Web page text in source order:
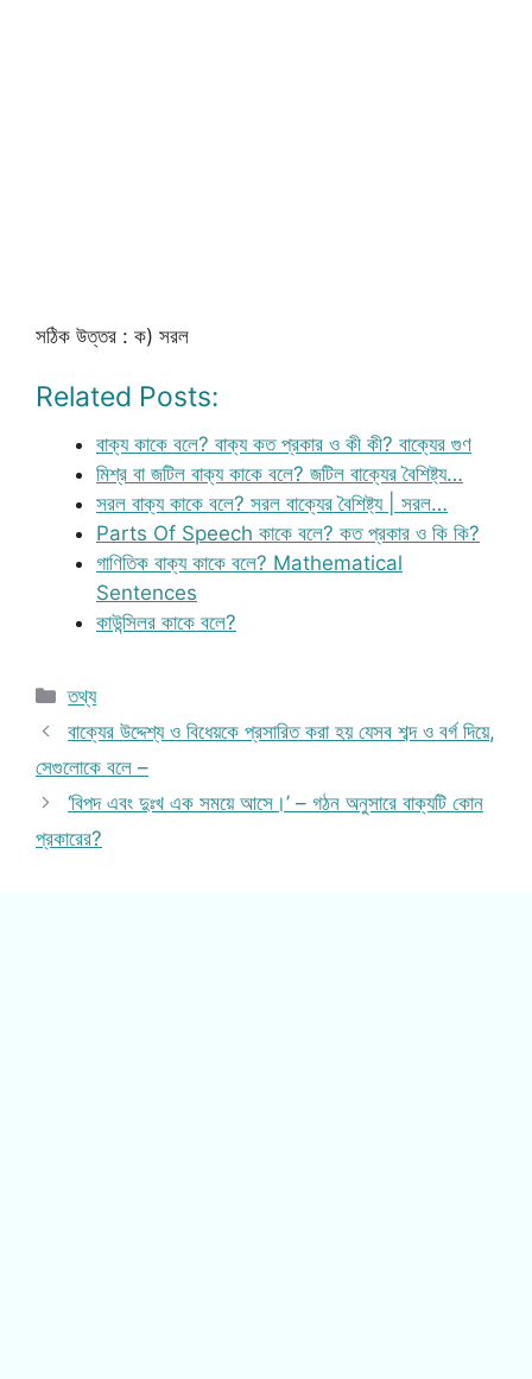
সঠিক উত্তর : ক) সরল
Related Posts:
বাক্য কাকে বলে? বাক্য কত প্রকার ও কী কী? বাক্যের গুণ
মিশ্র বা জটিল বাক্য কাকে বলে? জটিল বাক্যের বৈশিষ্ট্য…
সরল বাক্য কাকে বলে? সরল বাক্যের বৈশিষ্ট্য | সরল…
Parts Of Speech কাকে বলে? কত প্রকার ও কি কি?
গাণিতিক বাক্য কাকে বলে? Mathematical
Sentences
কাউন্সিলর কাকে বলে?
Categories
তথ্য
বাক্যের উদ্দেশ্য ও বিধেয়কে প্রসারিত করা হয় যেসব শব্দ ও বর্গ দিয়ে,
সেগুলোকে বলে –
‘বিপদ এবং দুঃখ এক সময়ে আসে।’ – গঠন অনুসারে বাক্যটি কোন
প্রকারের?